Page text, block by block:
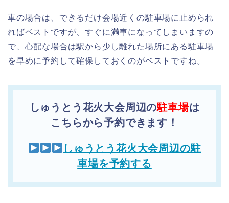
車の場合は、できるだけ会場近くの駐車場に止められ
ればベストですが、すぐに満車になってしまいますの
で、心配な場合は駅から少し離れた場所にある駐車場
を早めに予約して確保しておくのがベストですね。
しゅうとう花火大会周辺の駐車場は
こちらから予約できます！
しゅうとう花火大会周辺の駐
車場を予約する